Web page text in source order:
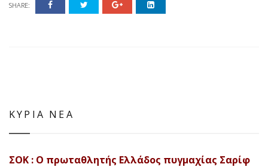
SHARE:
ΚΥΡΙΑ ΝΕΑ
ΣΟΚ : Ο πρωταθλητής Ελλάδος πυγμαχίας Σαρίφ